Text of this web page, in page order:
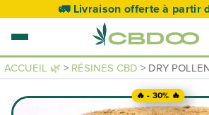
🚛 Livraison offerte à partir
0 article
ACCUEIL 🌿 > RÉSINES CBD > DRY
🔥 - 30% 🔥